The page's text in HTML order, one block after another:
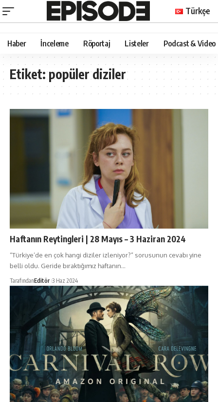
Türkçe
Haber İnceleme Röportaj Listeler Podcast & Video
Etiket:popüler diziler
Haftanın Reytingleri | 28 Mayıs – 3 Haziran 2024
“Türkiye’de en çok hangi diziler izleniyor?” sorusunun cevabı yine
belli oldu. Geride bıraktığımız haftanın…
TarafındanEditör 3 Haz 2024